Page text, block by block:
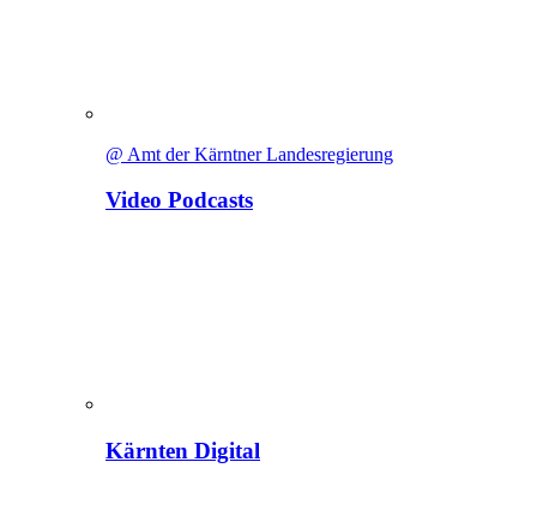
@ Amt der Kärntner Landesregierung
Video Podcasts
Kärnten Digital